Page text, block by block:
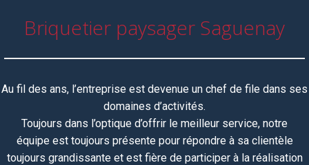
Briquetier paysager Saguenay
Au fil des ans, l’entreprise est devenue un chef de file dans ses
domaines d’activités.
Toujours dans l’optique d’offrir le meilleur service, notre
équipe est toujours présente pour répondre à sa clientèle
toujours grandissante et est fière de participer à la réalisation